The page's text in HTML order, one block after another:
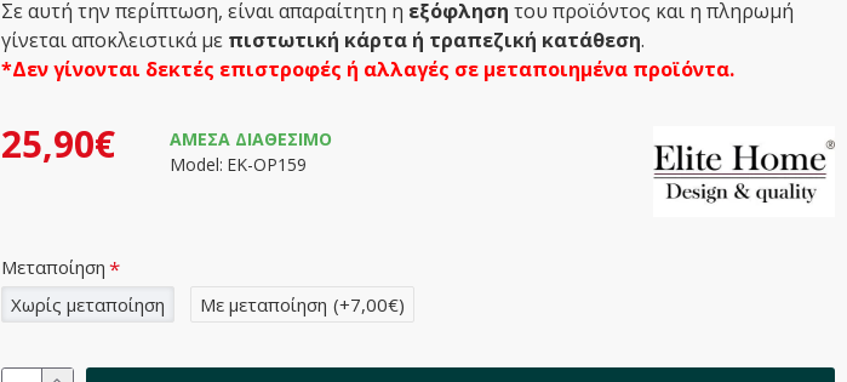
Σε αυτή την περίπτωση, είναι απαραίτητη η εξόφληση του προϊόντος και η πληρωμή
γίνεται αποκλειστικά με πιστωτική κάρτα ή τραπεζική κατάθεση.
*Δεν γίνονται δεκτές επιστροφές ή αλλαγές σε μεταποιημένα προϊόντα.
25,90€
ΆΜΕΣΑ ΔΙΑΘΈΣΙΜΟ
Model: ΕΚ-ΟΡ159
Μεταποίηση
Χωρίς μεταποίηση
Με μεταποίηση (+7,00€)